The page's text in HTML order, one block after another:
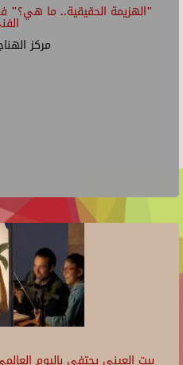
"الهزيمة الحقيقية.. ما هي؟"
مركز